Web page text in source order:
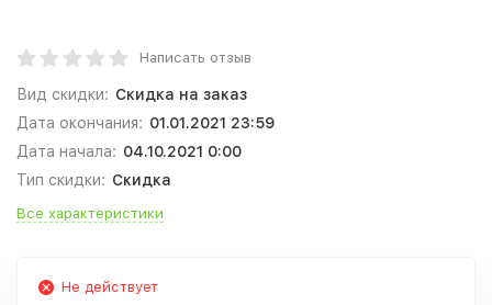
Написать отзыв
Вид скидки: Скидка на заказ
Дата окончания: 01.01.2021 23:59
Дата начала: 04.10.2021 0:00
Тип скидки: Скидка
Все характеристики
Не действует